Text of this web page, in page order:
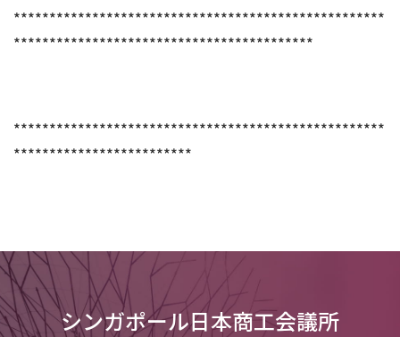
****************************************************
******************************************
****************************************************
*************************
シンガポール日本商工会議所